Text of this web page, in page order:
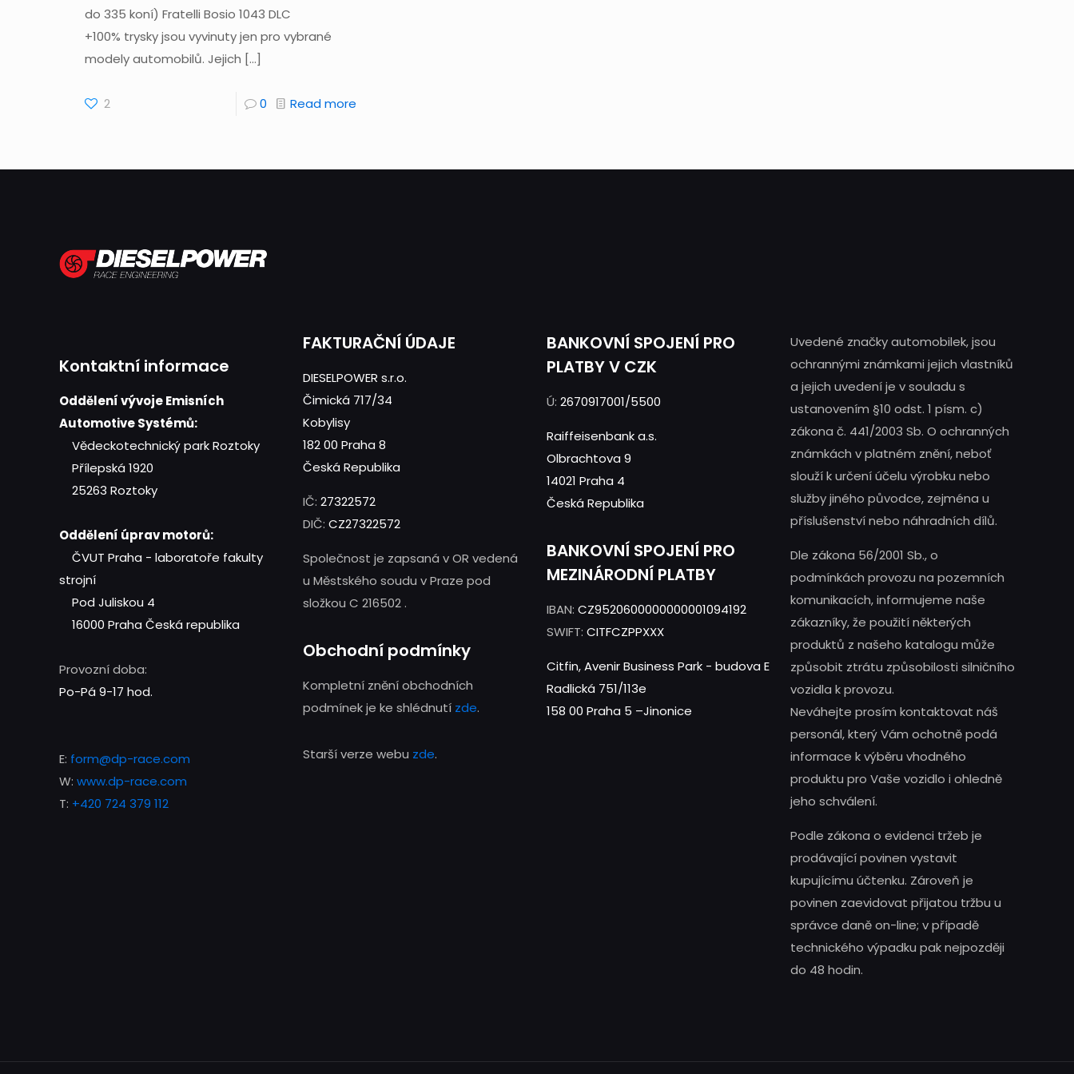
do 335 koní) Fratelli Bosio 1043 DLC
+100% trysky jsou vyvinuty jen pro vybrané
modely automobilů. Jejich […]
2 0 Read more
Kontaktní informace
Oddělení vývoje Emisních
Automotive Systémů:
Vědeckotechnický park Roztoky
Přílepská 1920
25263 Roztoky
Oddělení úprav motorů:
ČVUT Praha - laboratoře fakulty
strojní
Pod Juliskou 4
16000 Praha Česká republika
Provozní doba:
Po-Pá 9-17 hod.
E: form@dp-race.com
W: www.dp-race.com
T: +420 724 379 112
FAKTURAČNÍ ÚDAJE
DIESELPOWER s.r.o.
Čimická 717/34
Kobylisy
182 00 Praha 8
Česká Republika
IČ: 27322572
DIČ: CZ27322572
Společnost je zapsaná v OR vedená
u Městského soudu v Praze pod
složkou C 216502 .
Obchodní podmínky
Kompletní znění obchodních
podmínek je ke shlédnutí zde.
Starší verze webu zde.
BANKOVNÍ SPOJENÍ PRO
PLATBY V CZK
Ú: 2670917001/5500
Raiffeisenbank a.s.
Olbrachtova 9
14021 Praha 4
Česká Republika
BANKOVNÍ SPOJENÍ PRO
MEZINÁRODNÍ PLATBY
IBAN: CZ9520600000000001094192
SWIFT: CITFCZPPXXX
Citfin, Avenir Business Park - budova E
Radlická 751/113e
158 00 Praha 5 –Jinonice
Uvedené značky automobilek, jsou
ochrannými známkami jejich vlastníků
a jejich uvedení je v souladu s
ustanovením §10 odst. 1 písm. c)
zákona č. 441/2003 Sb. O ochranných
známkách v platném znění, neboť
slouží k určení účelu výrobku nebo
služby jiného původce, zejména u
příslušenství nebo náhradních dílů.
Dle zákona 56/2001 Sb., o
podmínkách provozu na pozemních
komunikacích, informujeme naše
zákazníky, že použití některých
produktů z našeho katalogu může
způsobit ztrátu způsobilosti silničního
vozidla k provozu.
Neváhejte prosím kontaktovat náš
personál, který Vám ochotně podá
informace k výběru vhodného
produktu pro Vaše vozidlo i ohledně
jeho schválení.
Podle zákona o evidenci tržeb je
prodávající povinen vystavit
kupujícímu účtenku. Zároveň je
povinen zaevidovat přijatou tržbu u
správce daně on-line; v případě
technického výpadku pak nejpozději
do 48 hodin.